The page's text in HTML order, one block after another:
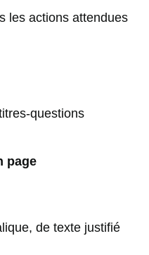
les actions attendues
questions
page
de texte justifié